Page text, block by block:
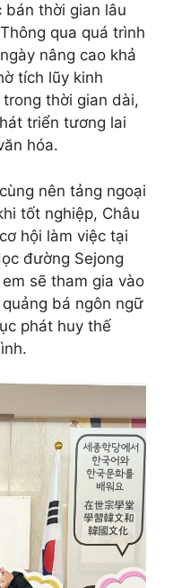
bán thời gian lâu
qua quá trình
nâng cao khả
tích lũy kinh
thời gian dài,
triển tương lai
hóa.
nên tảng ngoại
tốt nghiệp, Châu
hội làm việc tại
đường Sejong
sẽ tham gia vào
bá ngôn ngữ
phát huy thế